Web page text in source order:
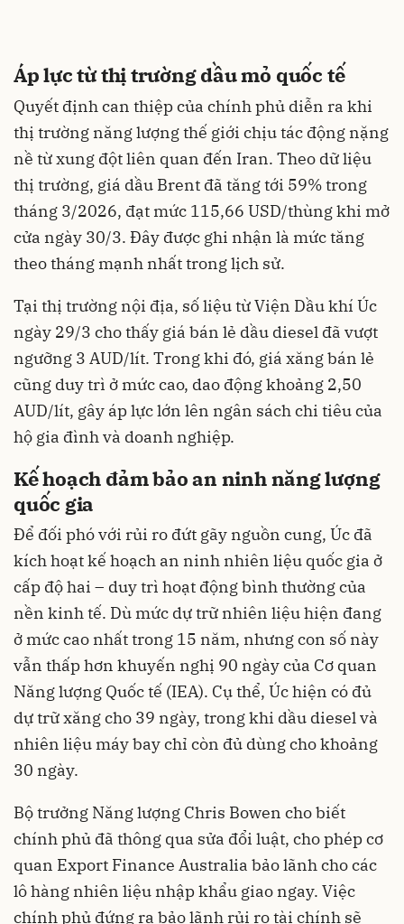
Áp lực từ thị trường dầu mỏ quốc tế
Quyết định can thiệp của chính phủ diễn ra khi
thị trường năng lượng thế giới chịu tác động nặng
nề từ xung đột liên quan đến Iran. Theo dữ liệu
thị trường, giá dầu Brent đã tăng tới 59% trong
tháng 3/2026, đạt mức 115,66 USD/thùng khi mở
cửa ngày 30/3. Đây được ghi nhận là mức tăng
theo tháng mạnh nhất trong lịch sử.
Tại thị trường nội địa, số liệu từ Viện Dầu khí Úc
ngày 29/3 cho thấy giá bán lẻ dầu diesel đã vượt
ngưỡng 3 AUD/lít. Trong khi đó, giá xăng bán lẻ
cũng duy trì ở mức cao, dao động khoảng 2,50
AUD/lít, gây áp lực lớn lên ngân sách chi tiêu của
hộ gia đình và doanh nghiệp.
Kế hoạch đảm bảo an ninh năng lượng
quốc gia
Để đối phó với rủi ro đứt gãy nguồn cung, Úc đã
kích hoạt kế hoạch an ninh nhiên liệu quốc gia ở
cấp độ hai – duy trì hoạt động bình thường của
nền kinh tế. Dù mức dự trữ nhiên liệu hiện đang
ở mức cao nhất trong 15 năm, nhưng con số này
vẫn thấp hơn khuyến nghị 90 ngày của Cơ quan
Năng lượng Quốc tế (IEA). Cụ thể, Úc hiện có đủ
dự trữ xăng cho 39 ngày, trong khi dầu diesel và
nhiên liệu máy bay chỉ còn đủ dùng cho khoảng
30 ngày.
Bộ trưởng Năng lượng Chris Bowen cho biết
chính phủ đã thông qua sửa đổi luật, cho phép cơ
quan Export Finance Australia bảo lãnh cho các
lô hàng nhiên liệu nhập khẩu giao ngay. Việc
chính phủ đứng ra bảo lãnh rủi ro tài chính sẽ